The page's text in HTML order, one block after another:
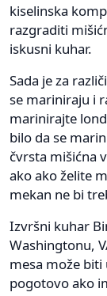
kiselinska
razgraditi
iskusni kuhar.
Sada je za
se mariniraju i
marinirajte
bilo da se
čvrsta mišićna
ako ako želite
mekan ne bi
Izvršni kuhar
Washingtonu,
mesa može
pogotovo ako